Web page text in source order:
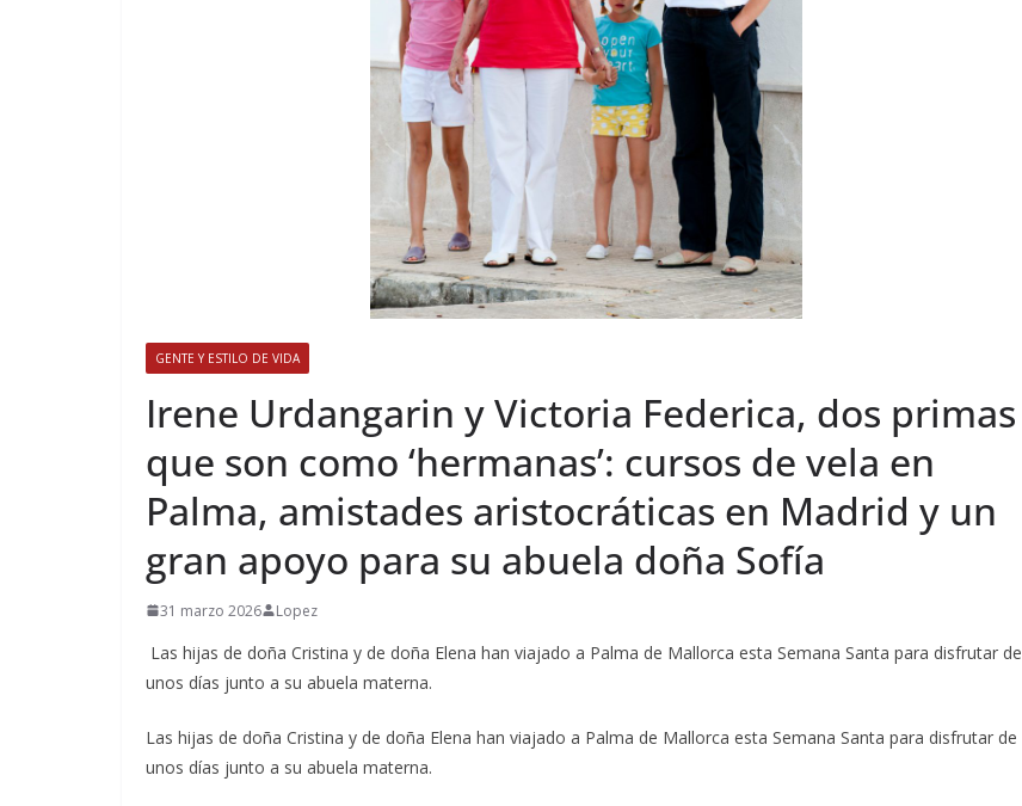
GENTE Y ESTILO DE VIDA
​Irene Urdangarin y Victoria Federica, dos primas
que son como ‘hermanas’: cursos de vela en
Palma, amistades aristocráticas en Madrid y un
gran apoyo para su abuela doña Sofía
31 marzo 2026 Lopez
Las hijas de doña Cristina y de doña Elena han viajado a Palma de Mallorca esta Semana Santa para disfrutar de
unos días junto a su abuela materna.
​Las hijas de doña Cristina y de doña Elena han viajado a Palma de Mallorca esta Semana Santa para disfrutar de
unos días junto a su abuela materna.